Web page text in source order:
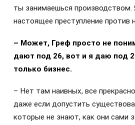
ты занимаешься производством.
настоящее преступление против
– Может, Греф просто не
дают под 26, вот и я даю под
только бизнес.
– Нет там наивных, все
даже если допустить
которые не знают, как они сами